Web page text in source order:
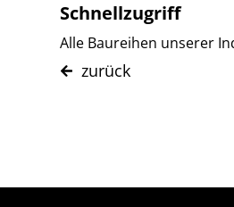
Schnellzugriff
Alle Baureihen unserer
zurück